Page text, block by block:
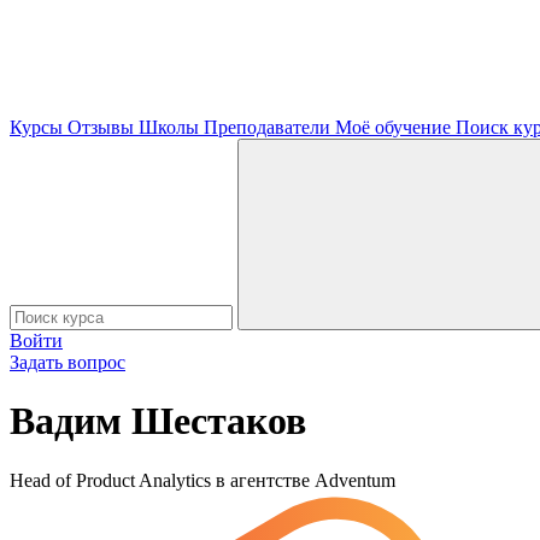
Курсы Отзывы Школы Преподаватели Моё обучение Поиск
Войти
Задать вопрос
Вадим Шестаков
Head of Product Analytics в агентстве Adventum